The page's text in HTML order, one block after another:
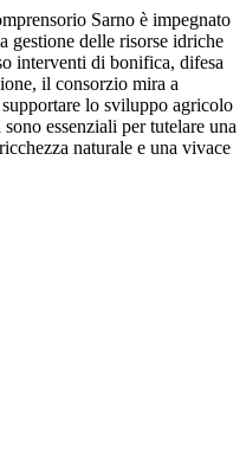
Sarno è impegnato
gestione delle risorse idriche
interventi di bonifica, difesa
il consorzio mira a
lo sviluppo agricolo
essenziali per tutelare una
naturale e una vivace